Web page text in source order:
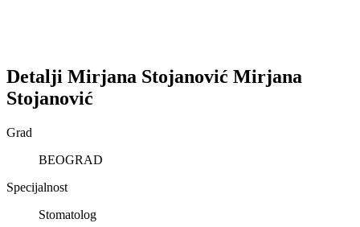
Detalji Mirjana Stojanović Mirjana
Stojanović
Grad
BEOGRAD
Specijalnost
Stomatolog